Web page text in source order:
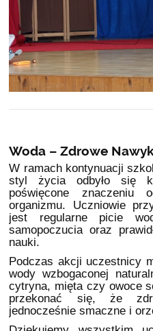
Woda – Zdrowe
W ramach kontynuacji
styl życia odbyło się
poświęcone znaczeniu
organizmu. Uczniowie
jest regularne picie
samopoczucia oraz
nauki.
Podczas akcji uczestnicy
wody wzbogaconej
cytryna, mięta czy owoce
przekonać się, że
jednocześnie smaczne i